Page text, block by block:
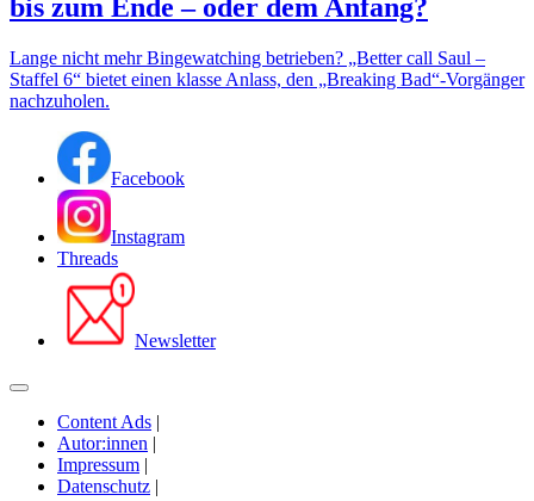
bis zum Ende – oder dem Anfang?
Lange nicht mehr Bingewatching betrieben? „Better call Saul –
Staffel 6“ bietet einen klasse Anlass, den „Breaking Bad“-Vorgänger
nachzuholen.
Facebook
Instagram
Threads
Newsletter
Content Ads |
Autor:innen |
Impressum |
Datenschutz |